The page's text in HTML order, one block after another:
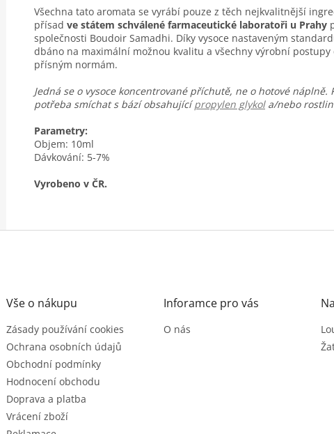
Všechna tato aromata se vyrábí pouze z těch nejkvalitnější
přísad ve státem schválené farmaceutické laboratoři u Prahy
společnosti Boudoir Samadhi. Díky vysoce nastaveným
dbáno na maximální možnou kvalitu a všechny výrobní
přísným normám.
Jedná se o vysoce koncentrované příchutě, ne o hotové náplně.
potřeba smíchat s bází obsahujícípropylen glykola/nebo
Parametry:
Objem: 10ml
Dávkování: 5-7%
Vyrobeno v ČR.
Vše o nákupu
Zásady používání cookies
Ochrana osobních údajů
Obchodní podmínky
Hodnocení obchodu
Doprava a platba
Vrácení zboží
Inforamce pro vás
O nás